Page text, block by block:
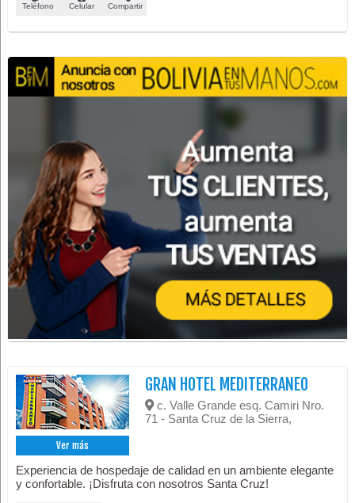
Teléfono Celular Compartir
Ver más
GRAN HOTEL MEDITERRANEO
c. Valle Grande esq. Camiri Nro.
71 - Santa Cruz de la Sierra,
Experiencia de hospedaje de calidad en un ambiente elegante
y confortable. ¡Disfruta con nosotros Santa Cruz!